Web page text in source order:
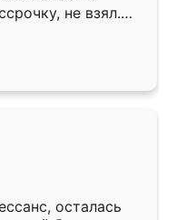
не взял.
с прямыми
осталась